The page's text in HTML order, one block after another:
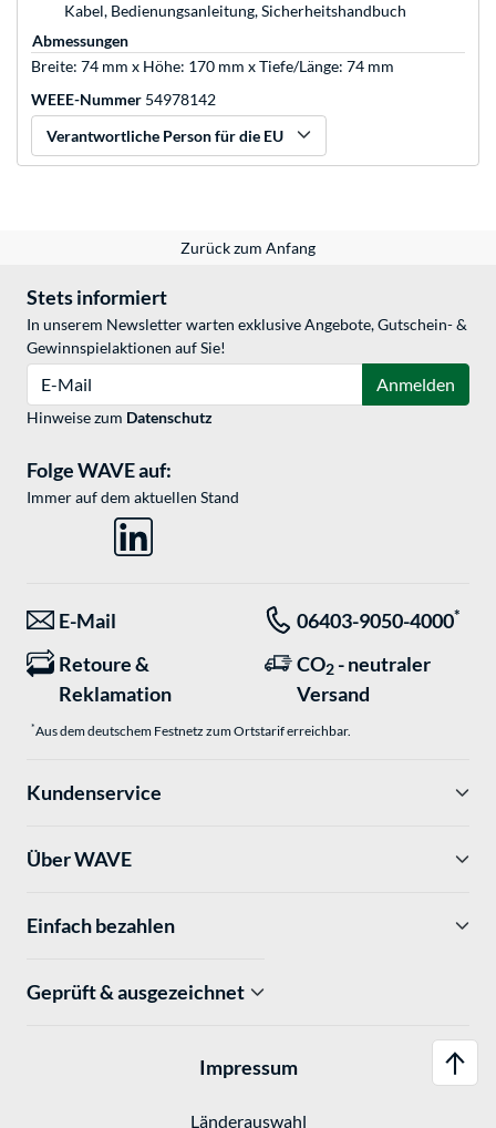
Kabel, Bedienungsanleitung, Sicherheitshandbuch
Abmessungen
Breite: 74 mm x Höhe: 170 mm x Tiefe/Länge: 74 mm
WEEE-Nummer 54978142
Verantwortliche Person für die EU
Zurück zum Anfang
Stets informiert
In unserem Newsletter warten exklusive Angebote, Gutschein- &
Gewinnspielaktionen auf Sie!
Anmelden
Hinweise zum Datenschutz
Folge WAVE auf:
Immer auf dem aktuellen Stand
E-Mail 06403-9050-4000*
Retoure &
Reklamation
CO2 - neutraler
Versand
*Aus dem deutschem Festnetz zum Ortstarif erreichbar.
Kundenservice
Über WAVE
Einfach bezahlen
Geprüft & ausgezeichnet
Impressum
Länderauswahl